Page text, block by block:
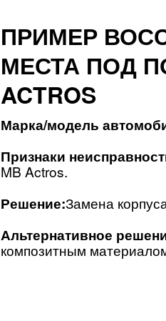
ПРИМЕР
МЕСТА ПОД
ACTROS
Марка/модель
Признаки
MB Actros.
Решение:Замена
Альтернативное
композитным